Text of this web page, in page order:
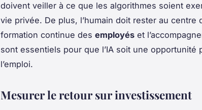
doivent veiller à ce que les algorithmes soient
vie privée. De plus, l’humain doit rester au centre
formation continue des employés et
sont essentiels pour que l’IA soit une opportunité
l’emploi.
Mesurer le retour sur investissement